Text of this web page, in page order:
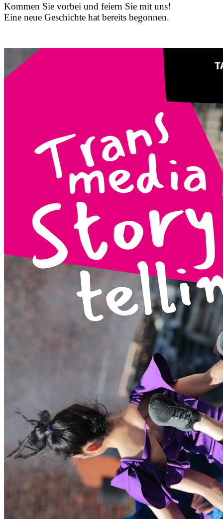
Kommen Sie vorbei und feiern Sie mit uns!
Eine neue Geschichte hat bereits begonnen.